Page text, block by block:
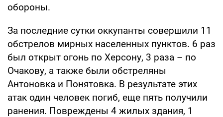
обороны.
За последние сутки оккупанты совершили 11
обстрелов мирных населенных пунктов. 6 раз
был открыт огонь по Херсону, 3 раза – по
Очакову, а также были обстреляны
Антоновка и Понятовка. В результате этих
атак один человек погиб, еще пять получили
ранения. Повреждены 4 жилых здания, 1